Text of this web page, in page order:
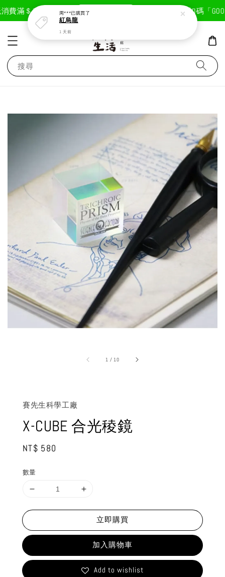
費滿＄1800免運費 現在去購物！ 首次註冊輸入折扣碼「
搜尋
1 / 10
賽先生科學工廠
X-CUBE 合光稜鏡
Regular
NT$ 580
數量
立即購買
加入購物車
Add to wishlist
周***已購買了
紅烏龍
1 天前